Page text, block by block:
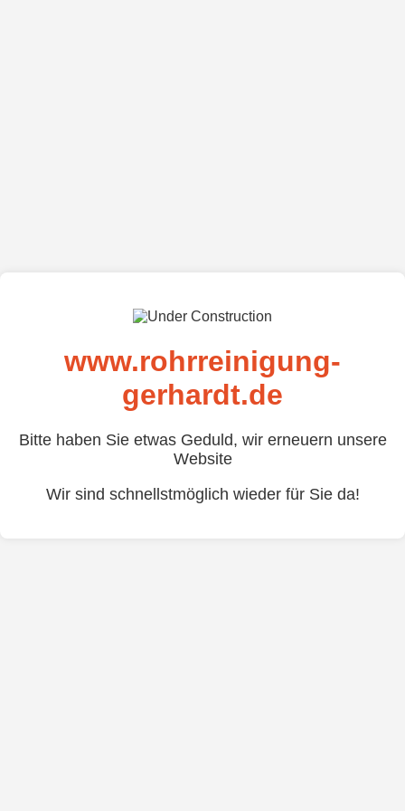
www.rohrreinigung-
gerhardt.de
Bitte haben Sie etwas Geduld, wir erneuern unsere
Website
Wir sind schnellstmöglich wieder für Sie da!